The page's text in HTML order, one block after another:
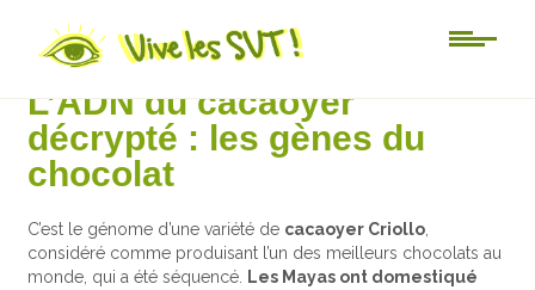
Actu-sciences
L’ADN du cacaoyer
décrypté : les gènes du
chocolat
C’est le génome d’une variété de cacaoyer Criollo
considéré comme produisant l’un des meilleurs chocolats au
monde, qui a été séquencé.
Les Mayas ont domestiqué